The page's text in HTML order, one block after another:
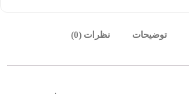
توضیحات نظرات (0)